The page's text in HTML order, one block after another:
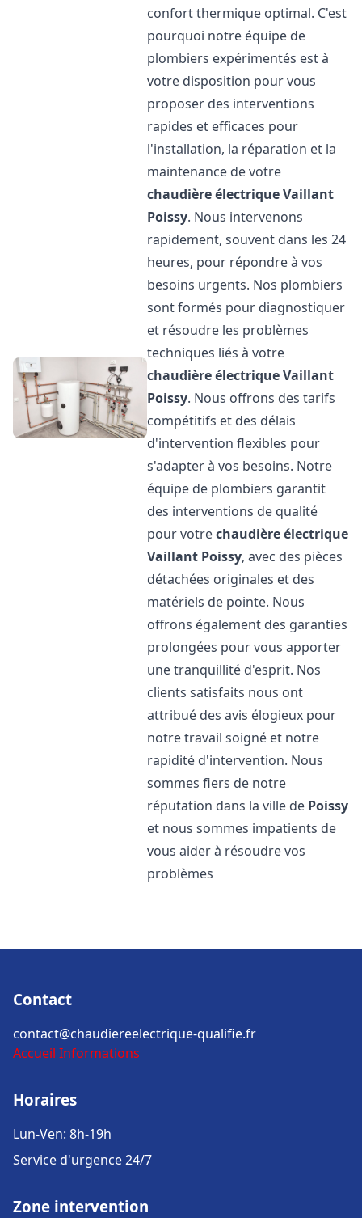
confort thermique optimal. C'est
pourquoi notre équipe de
plombiers expérimentés est à
votre disposition pour vous
proposer des interventions
rapides et efficaces pour
l'installation, la réparation et la
maintenance de votre
chaudière électrique Vaillant
Poissy. Nous intervenons
rapidement, souvent dans les 24
heures, pour répondre à vos
besoins urgents. Nos plombiers
sont formés pour diagnostiquer
et résoudre les problèmes
techniques liés à votre
chaudière électrique Vaillant
Poissy. Nous offrons des tarifs
compétitifs et des délais
d'intervention flexibles pour
s'adapter à vos besoins. Notre
équipe de plombiers garantit
des interventions de qualité
pour votrechaudière électrique
Vaillant Poissy, avec des pièces
détachées originales et des
matériels de pointe. Nous
offrons également des garanties
prolongées pour vous apporter
une tranquillité d'esprit. Nos
clients satisfaits nous ont
attribué des avis élogieux pour
notre travail soigné et notre
rapidité d'intervention. Nous
sommes fiers de notre
réputation dans la ville de Poissy
et nous sommes impatients de
vous aider à résoudre vos
problèmes
Contact
contact@chaudiereelectrique-qualifie.fr
Accueil Informations
Horaires
Lun-Ven: 8h-19h
Service d'urgence 24/7
Zone intervention